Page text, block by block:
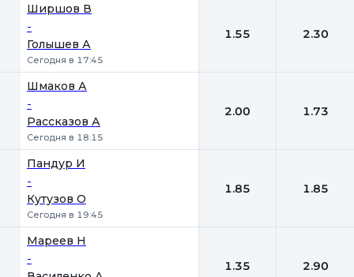
Ширшов В
-
Голышев А
Сегодня в 17:45
1.55 2.30
Шмаков А
-
Рассказов А
Сегодня в 18:15
2.00 1.73
Пандур И
-
Кутузов О
Сегодня в 19:45
1.85 1.85
Мареев Н
- 1.35 2.90